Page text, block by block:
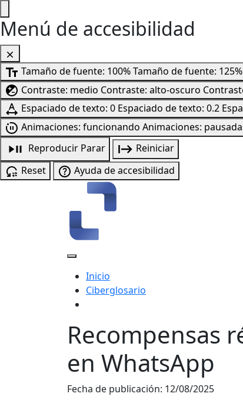
Menú de accesibilidad
Tamaño de fuente: 100%Tamaño de fuente: 125%
Contraste: medio Contraste: alto-oscuro
Espaciado de texto: 0 Espaciado de texto: 0.2
Animaciones: funcionando Animaciones:
Reproducir Parar
Reiniciar
Reset
Ayuda de accesibilidad
Inicio
Ciberglosario
Recompensas
en WhatsApp
Fecha de publicación: 12/08/2025